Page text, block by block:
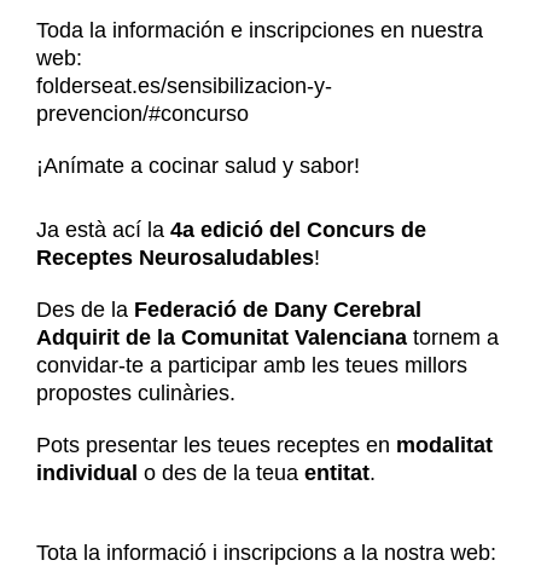
Toda la información e inscripciones en nuestra
web:
folderseat.es/sensibilizacion-y-
prevencion/#concurso
¡Anímate a cocinar salud y sabor!
Ja està ací la 4a edició del Concurs de
Receptes Neurosaludables!
Des de la Federació de Dany Cerebral
Adquirit de la Comunitat Valencianatornem a
convidar-te a participar amb les teues millors
propostes culinàries.
Pots presentar les teues receptes en modalitat
individual o des de la teua entitat.
Tota la informació i inscripcions a la nostra web: